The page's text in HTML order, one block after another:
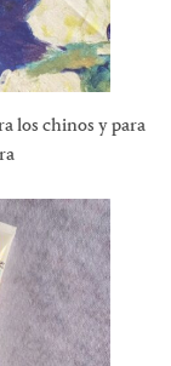
los chinos y para